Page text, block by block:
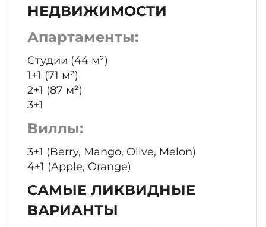
НЕДВИЖИМОСТИ
Апартаменты:
Студии (44 м²)
1+1 (71 м²)
2+1 (87 м²)
3+1
Виллы:
3+1 (Berry, Mango, Olive, Melon)
4+1 (Apple, Orange)
САМЫЕ ЛИКВИДНЫЕ
ВАРИАНТЫ